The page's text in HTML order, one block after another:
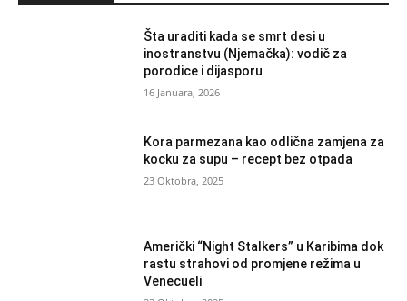
Šta uraditi kada se smrt desi u
inostranstvu (Njemačka): vodič za
porodice i dijasporu
16 Januara, 2026
Kora parmezana kao odlična zamjena za
kocku za supu – recept bez otpada
23 Oktobra, 2025
Američki “Night Stalkers” u Karibima dok
rastu strahovi od promjene režima u
Venecueli